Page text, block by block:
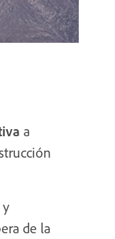
a
de la